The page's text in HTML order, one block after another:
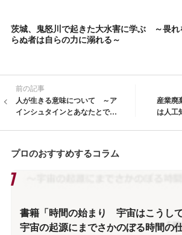
茨城、鬼怒川で起きた大水害に学ぶ ～畏れ
らぬ者は自らの力に溺れる～
前の記事
人が生きる意味について ～ア
インシュタインとあなたとでは
産業廃
は人工
プロのおすすめするコラム
書籍「時間の始まり 宇宙はこうし
宇宙の起源にまでさかのぼる時間の